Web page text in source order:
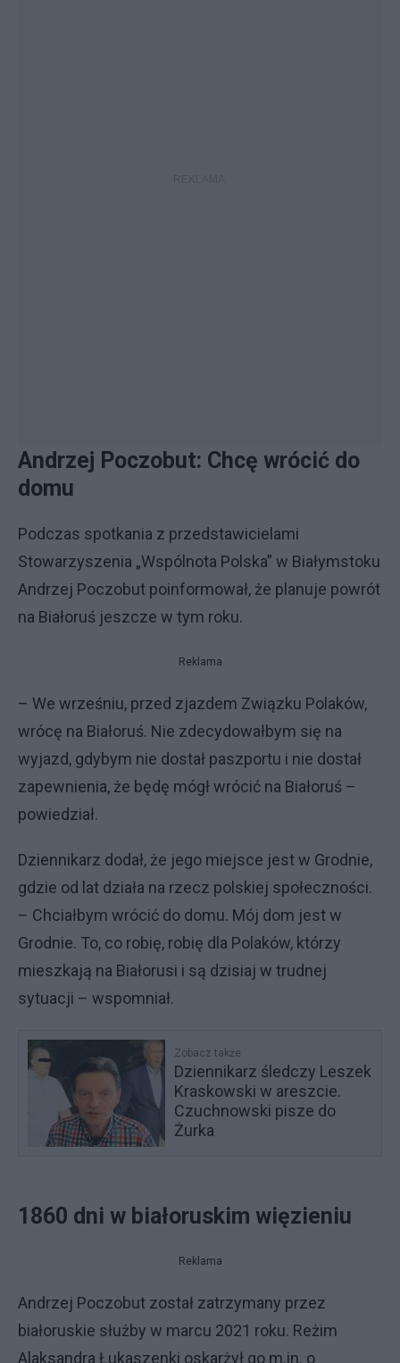
Andrzej Poczobut: Chcę wrócić do
domu
Podczas spotkania z przedstawicielami
Stowarzyszenia „Wspólnota Polska” w Białymstoku
Andrzej Poczobut poinformował, że planuje powrót
na Białoruś jeszcze w tym roku.
Reklama
– We wrześniu, przed zjazdem Związku Polaków,
wrócę na Białoruś. Nie zdecydowałbym się na
wyjazd, gdybym nie dostał paszportu i nie dostał
zapewnienia, że będę mógł wrócić na Białoruś –
powiedział.
Dziennikarz dodał, że jego miejsce jest w Grodnie,
gdzie od lat działa na rzecz polskiej społeczności.
– Chciałbym wrócić do domu. Mój dom jest w
Grodnie. To, co robię, robię dla Polaków, którzy
mieszkają na Białorusi i są dzisiaj w trudnej
sytuacji – wspomniał.
Zobacz także
Dziennikarz śledczy Leszek
Kraskowski w areszcie.
Czuchnowski pisze do
Żurka
1860 dni w białoruskim więzieniu
Reklama
Andrzej Poczobut został zatrzymany przez
białoruskie służby w marcu 2021 roku. Reżim
Alaksandra Łukaszenki oskarżył go m.in. o